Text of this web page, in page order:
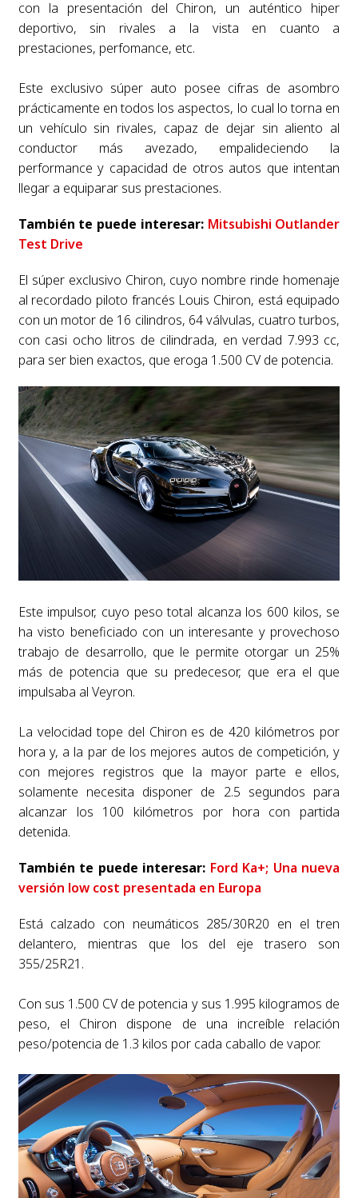
con la presentación del Chiron, un auténtico hiper
deportivo, sin rivales a la vista en cuanto a
prestaciones, perfomance, etc.
Este exclusivo súper auto posee cifras de asombro
prácticamente en todos los aspectos, lo cual lo torna en
un vehículo sin rivales, capaz de dejar sin aliento al
conductor más avezado, empalideciendo la
performance y capacidad de otros autos que intentan
llegar a equiparar sus prestaciones.
También te puede interesar: Mitsubishi Outlander
Test Drive
El súper exclusivo Chiron, cuyo nombre rinde homenaje
al recordado piloto francés Louis Chiron, está equipado
con un motor de 16 cilindros, 64 válvulas, cuatro turbos,
con casi ocho litros de cilindrada, en verdad 7.993 cc,
para ser bien exactos, que eroga 1.500 CV de potencia.
Este impulsor, cuyo peso total alcanza los 600 kilos, se
ha visto beneficiado con un interesante y provechoso
trabajo de desarrollo, que le permite otorgar un 25%
más de potencia que su predecesor, que era el que
impulsaba al Veyron.
La velocidad tope del Chiron es de 420 kilómetros por
hora y, a la par de los mejores autos de competición, y
con mejores registros que la mayor parte e ellos,
solamente necesita disponer de 2.5 segundos para
alcanzar los 100 kilómetros por hora con partida
detenida.
También te puede interesar: Ford Ka+; Una nueva
versión low cost presentada en Europa
Está calzado con neumáticos 285/30R20 en el tren
delantero, mientras que los del eje trasero son
355/25R21.
Con sus 1.500 CV de potencia y sus 1.995 kilogramos de
peso, el Chiron dispone de una increíble relación
peso/potencia de 1.3 kilos por cada caballo de vapor.